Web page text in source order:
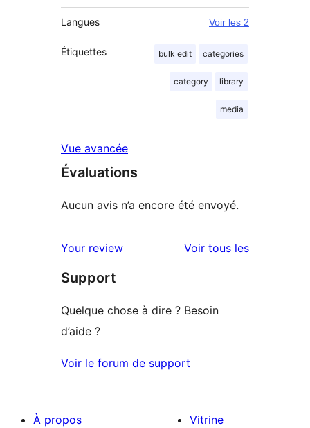
Langues Voir les 2
Étiquettes bulk edit categories
category library
media
Vue avancée
Évaluations
Aucun avis n’a encore été envoyé.
Your review Voir tous lesavis
Support
Quelque chose à dire ? Besoin
d’aide ?
Voir le forum de support
À propos
Vitrine